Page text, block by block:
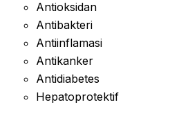
Antioksidan
Antibakteri
Antiinflamasi
Antikanker
Antidiabetes
Hepatoprotektif